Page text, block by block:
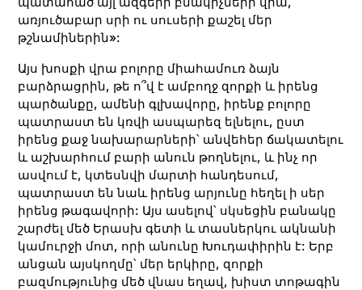
առյուծաբար սրի ու սուսերի քաշել մեր
թշնամիներին»:
Այս խոսքի վրա բոլորը միահամուռ ձայն
բարձրացրին, թե ո՞վ է ամբողջ զորքի և իրենց
պարծանքը, ամենի գլխավորը, իրենք բոլորը
պատրաստ են կռվի ասպարեզ ելնելու, ըստ
իրենց քաջ նախարարների՝ անվեհեր ճակատելու
և աշխարհում բարի անուն թողնելու, և ինչ որ
ասվում է, կտեսնվի մարտի հանդեսում,
պատրաստ են նաև իրենց արյունը հեղել ի սեր
իրենց թագավորի: Այս ասելով՝ սկսեցին բանակը
շարժել մեծ Երասխ գետի և տասներկու ակնանի
կամուրջի մոտ, որի անունը Խուդափիրին է: Երբ
անցան այսկողմը՝ մեր երկիրը, զորքի
բազմությունից մեծ վնաս եղավ, խիստ տոթագին